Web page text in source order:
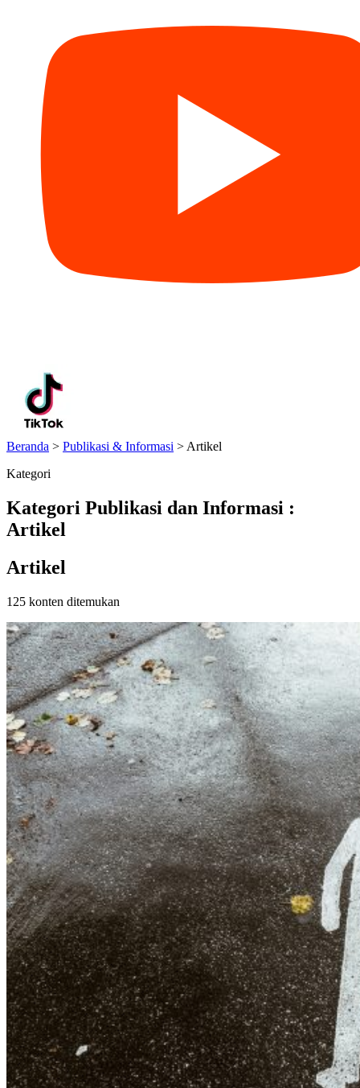
Beranda > Publikasi & Informasi > Artikel
Kategori
Kategori Publikasi dan Informasi :
Artikel
Artikel
125 konten ditemukan